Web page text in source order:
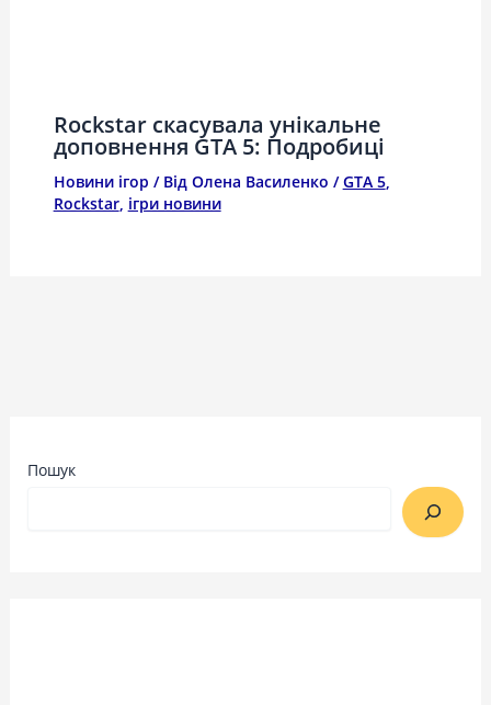
Rockstar скасувала унікальне
доповнення GTA 5: Подробиці
Новини ігор / Від Олена Василенко /GTA 5,
Rockstar, ігри новини
Пошук